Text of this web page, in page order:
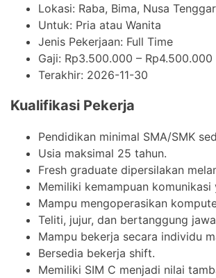
Lokasi: Raba, Bima, Nusa
Untuk: Pria atau Wanita
Jenis Pekerjaan: Full Time
Gaji: Rp3.500.000 – Rp4.500.000
Terakhir: 2026-11-30
Kualifikasi Pekerja
Pendidikan minimal SMA/SMK
Usia maksimal 25 tahun.
Fresh graduate dipersilakan
Memiliki kemampuan komunikasi
Mampu mengoperasikan
Teliti, jujur, dan bertanggung
Mampu bekerja secara individu
Bersedia bekerja shift.
Memiliki SIM C menjadi nilai